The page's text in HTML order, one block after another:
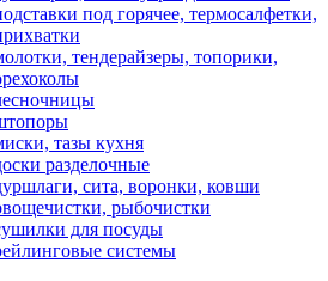
под горячее, термосалфетки,
тендерайзеры, топорики,
тазы кухня
разделочные
сита, воронки, ковши
рыбочистки
для посуды
системы